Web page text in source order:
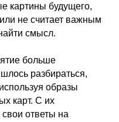
картины будущего,
не считает важным
смысл.
больше
разбираться,
образы
карт. С их
ответы на